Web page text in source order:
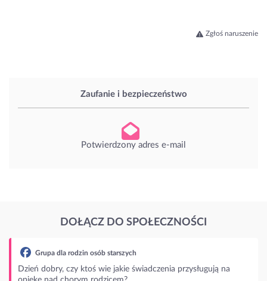
Zaufanie i bezpieczeństwo
Potwierdzony adres e-mail
Zgłoś naruszenie
DOŁĄCZ DO SPOŁECZNOŚCI
na